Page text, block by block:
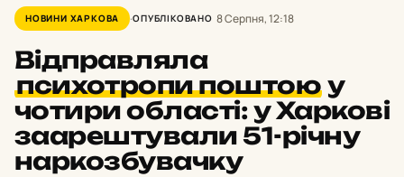
НОВИНИ ХАРКОВА ОПУБЛІКОВАНО 8 Серпня, 12:18
Відправляла
психотропи поштою у
чотири області: у Харкові
заарештували 51-річну
наркозбувачку